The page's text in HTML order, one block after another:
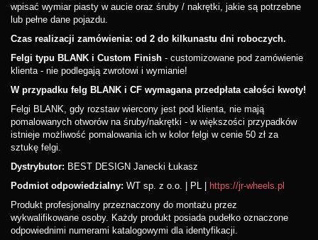
wpisać wymiar piasty w aucie oraz śruby / nakrętki, jakie są potrzebne
lub pełne dane pojazdu.
Czas realizacji zamówienia: od 2 do kilkunastu dni roboczych.
Felgi typu BLANK i Custom Finish - customizowane pod zamówienie
klienta - nie podlegają zwrotowi i wymianie!
W przypadku felg BLANK i CF wymagana przedpłata całości kwoty!
Felgi BLANK, gdy rozstaw wiercony jest pod klienta, nie mają
pomalowanych otworów na śruby/nakrętki - w większości przypadków
istnieje możliwość pomalowania ich w kolor felgi w cenie 50 zł za
sztukę felgi.
Dystrybutor: BEST DESIGN Janecki Łukasz
Podmiot odpowiedzialny: WT sp. z o.o. | PL |
https://jr-wheels.pl
Produkt profesjonalny przeznaczony do montażu przez
wykwalifikowane osoby. Każdy produkt posiada pudełko oznaczone
odpowiednimi numerami katalogowymi dla identyfikacji.